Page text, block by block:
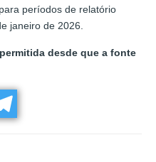
períodos de relatório
janeiro de 2026.
desde que a fonte